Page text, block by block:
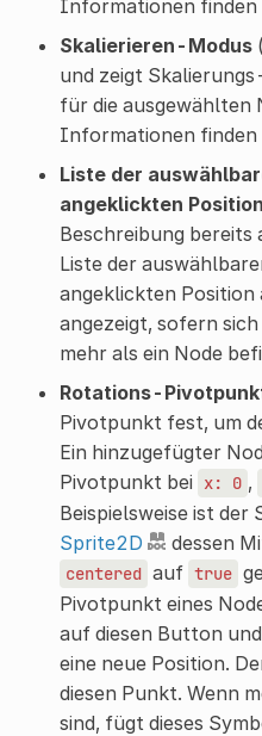
Informationen finden
Skalierieren-Modus(
und zeigt
für die ausgewählten
Informationen finden
Liste der
angeklickten
Beschreibung bereits
Liste der
angeklickten Position
angezeigt, sofern
mehr als ein Node
Rotations-
Pivotpunkt fest, um
Ein hinzugefügter
Pivotpunkt bei
x: 0 ,
Beispielsweise ist
Sprite2D
dessen
centered auf true
Pivotpunkt eines
auf diesen Button
eine neue Position.
diesen Punkt. Wenn
sind, fügt dieses